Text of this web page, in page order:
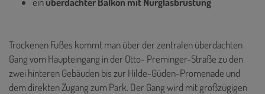
Trockenen Fußes kommt man über der zentralen überdachten
Gang vom Haupteingang in der Otto- Preminger-Straße zu den
zwei hinteren Gebäuden bis zur Hilde-Güden-Promenade und
dem direkten Zugang zum Park. Der Gang wird mit großzügigen